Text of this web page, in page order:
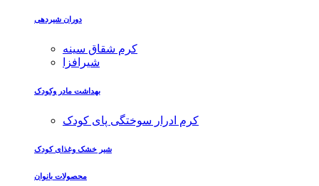
دوران شیردهی
کرم شقاق سینه
شیرافزا
بهداشت مادر وکودک
کرم ادرار سوختگی پای کودک
شیر خشک وغذای کودک
محصولات بانوان